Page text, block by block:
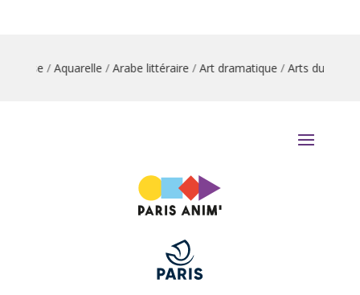
/ Aquarelle/ Arabe littéraire/ Art dramatique/ Arts du cirque